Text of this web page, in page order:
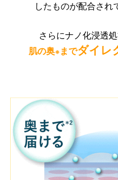
したものが配合され
さらにナノ化浸透
肌の奥※までダイレ